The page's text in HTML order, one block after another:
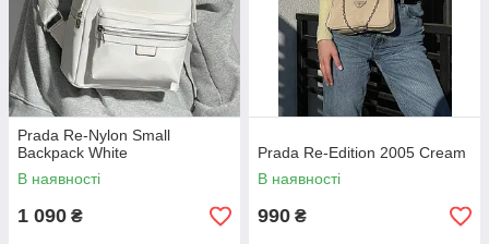
Prada Re-Nylon Small
Backpack White
В наявності
1 090 ₴
Prada Re-Edition 2005 Cream
В наявності
990 ₴